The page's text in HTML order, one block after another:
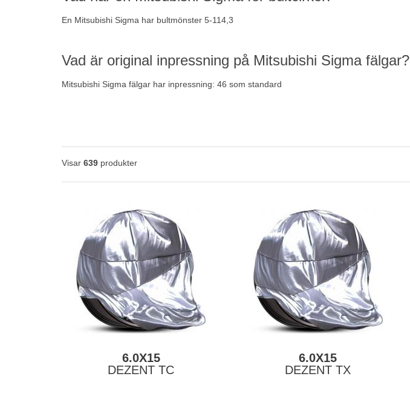
En Mitsubishi Sigma har bultmönster 5-114,3
Vad är original inpressning på Mitsubishi Sigma fälgar?
Mitsubishi Sigma fälgar har inpressning: 46 som standard
Visar 639 produkter
6.0X15
DEZENT TC
6.0X15
DEZENT TX